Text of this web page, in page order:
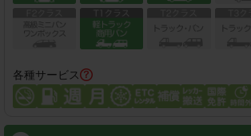
各種サービス